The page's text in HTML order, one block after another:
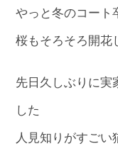
やっと冬のコート
桜もそろそろ開花
先日久しぶりに実
した
人見知りがすご